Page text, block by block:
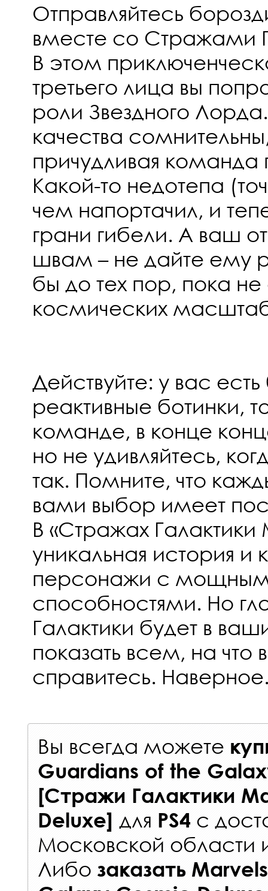
Отправляйтесь
вместе со Стражами
В этом
третьего лица вы
роли Звездного
качества
причудливая
Какой-то недотепа
чем напортачил, и
грани гибели. А ваш
швам – не дайте ему
бы до тех пор, пока не
космических
Действуйте: у вас
реактивные ботинки,
команде, в конце
но не удивляйтесь,
так. Помните, что
вами выбор имеет
В «Стражах Галактики
уникальная история и
персонажи с
способностями. Но
Галактики будет в
показать всем, на
справитесь.
Вы всегда можете
Guardians of the
[Стражи Галактики
Deluxe] для PS4 с
Московской области
Либо заказать